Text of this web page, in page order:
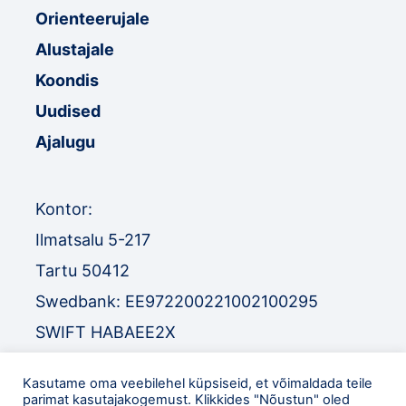
Orienteerujale
Alustajale
Koondis
Uudised
Ajalugu
Kontor:
Ilmatsalu 5-217
Tartu 50412
Swedbank: EE972200221002100295
SWIFT HABAEE2X
SWIFT EEUHEE2X
Kasutame oma veebilehel küpsiseid, et võimaldada teile
parimat kasutajakogemust. Klikkides "Nõustun" oled